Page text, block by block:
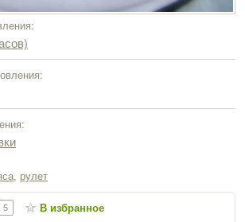
рулет
5 В избранное